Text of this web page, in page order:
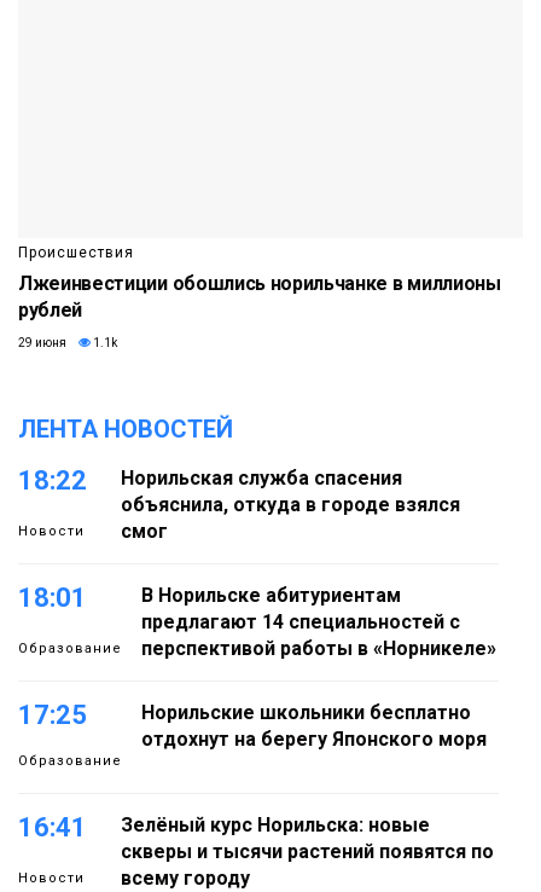
Происшествия
Лжеинвестиции обошлись норильчанке в миллионы
рублей
29 июня 1.1k
ЛЕНТА НОВОСТЕЙ
18:22
Новости
Норильская служба спасения
объяснила, откуда в городе взялся
смог
18:01
Образование
В Норильске абитуриентам
предлагают 14 специальностей с
перспективой работы в «Норникеле»
17:25
Образование
Норильские школьники бесплатно
отдохнут на берегу Японского моря
16:41
Новости
Зелёный курс Норильска: новые
скверы и тысячи растений появятся по
всему городу